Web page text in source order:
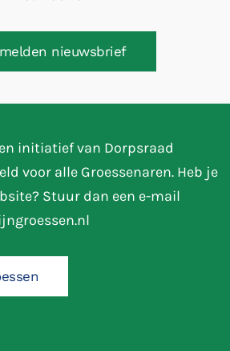
nieuwsbrief
initiatief van Dorpsraad
voor alle Groessenaren. Heb je
Stuur dan een e-mail